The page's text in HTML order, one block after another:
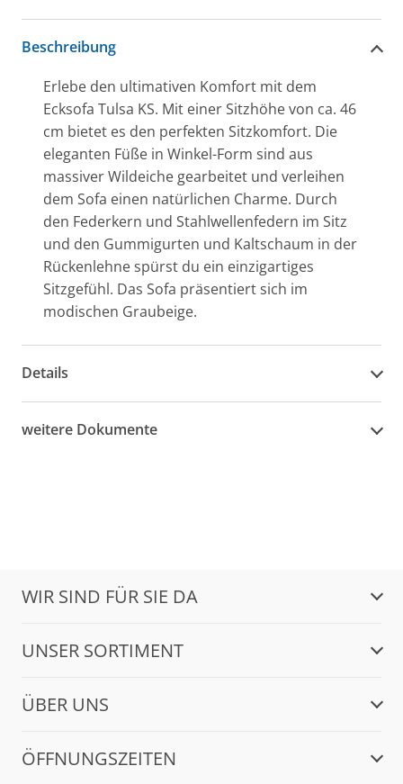
Beschreibung
Erlebe den ultimativen Komfort mit dem
Ecksofa Tulsa KS. Mit einer Sitzhöhe von ca. 46
cm bietet es den perfekten Sitzkomfort. Die
eleganten Füße in Winkel-Form sind aus
massiver Wildeiche gearbeitet und verleihen
dem Sofa einen natürlichen Charme. Durch
den Federkern und Stahlwellenfedern im Sitz
und den Gummigurten und Kaltschaum in der
Rückenlehne spürst du ein einzigartiges
Sitzgefühl. Das Sofa präsentiert sich im
modischen Graubeige.
Details
weitere Dokumente
WIR SIND FÜR SIE DA
UNSER SORTIMENT
ÜBER UNS
ÖFFNUNGSZEITEN